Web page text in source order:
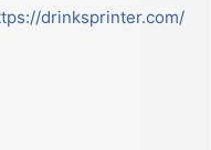
drinksprinter.com/